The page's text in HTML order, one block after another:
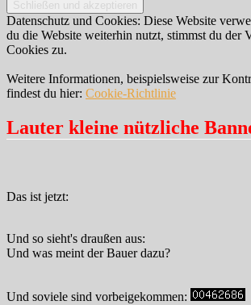
Datenschutz und Cookies: Diese Website
du die Website weiterhin nutzt, stimmst du der
Cookies zu.
Weitere Informationen, beispielsweise zur
findest du hier: Cookie-Richtlinie
Lauter kleine nützliche
Das ist jetzt:
Und so sieht's draußen aus:
Und was meint der Bauer dazu?
Und soviele sind vorbeigekommen: